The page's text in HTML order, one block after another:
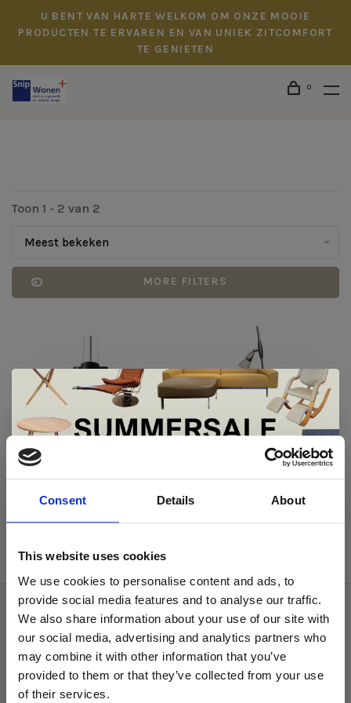
Consent Details About
This website uses cookies
We use cookies to personalise content and ads, to
provide social media features and to analyse our traffic.
We also share information about your use of our site with
our social media, advertising and analytics partners who
may combine it with other information that you’ve
provided to them or that they’ve collected from your use
of their services.
U BENT VAN HARTE WELKOM OM ONZE MOOIE
PRODUCTEN TE ERVAREN EN VAN UNIEK ZITCOMFORT
TE GENIETEN
0
Toon 1 - 2 van 2
Meest bekeken
MORE FILTERS
copini
Lucenta amak
€793,41 €595,00
Copini tafellamp laatste
€449,00 €190,00
Over ons
Algemene voorwaarden
Privacy Policy
Betaalmethoden
De Summer Sale bij Snip Wonen+ is
gestart!
woonaccessoires aan te schaffen met aantrekkelijke kortingen.
In onze showroom vind je een uitgebreide selectie
designmeubelen van gerenommeerde Nederlandse en Europese
merken. Onder andere showroommodellen vanHarvink ,
Gelderland,Swedese,Sculptures JeuxenArtisanzijn nu extra
voordelig verkrijgbaar. Profiteer van unieke aanbiedingen zolang
de voorraad strekt!